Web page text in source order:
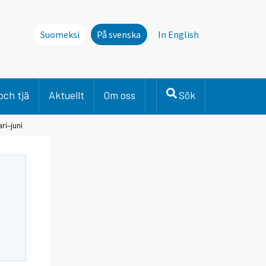
Suomeksi På svenska In English
tjä Aktuellt Om oss Sök